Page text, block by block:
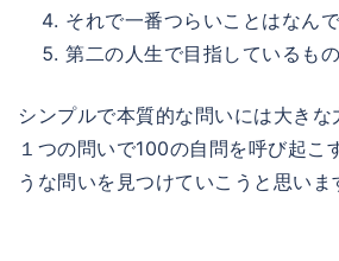
それで一番つらいことはなん
第二の人生で目指しているも
シンプルで本質的な問いには大きな
１つの問いで100の自問を呼び起こ
うな問いを見つけていこうと思いま